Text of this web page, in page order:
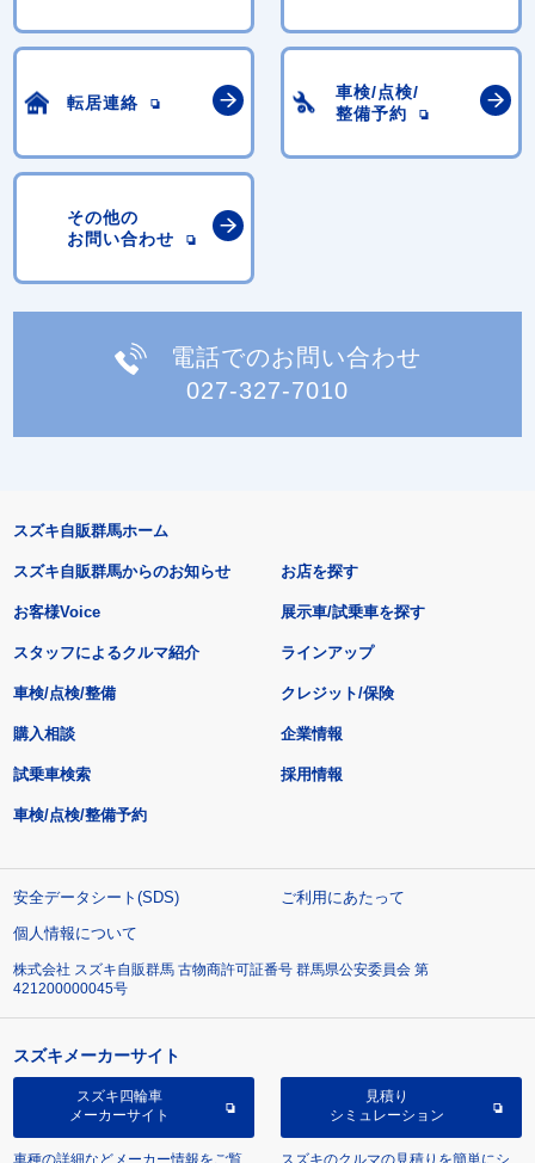
転居連絡
車検/点検/
整備予約
その他の
お問い合わせ
電話でのお問い合わせ
027-327-7010
スズキ自販群馬ホーム
スズキ自販群馬からのお知らせ
お客様Voice
スタッフによるクルマ紹介
お店を探す
展示車/試乗車を探す
ラインアップ
車検/点検/整備 クレジット/保険
購入相談
試乗車検索
車検/点検/整備予約
企業情報
採用情報
安全データシート(SDS)
ご利用にあたって
個人情報について
株式会社 スズキ自販群馬 古物商許可証番号 群馬県公安委員会 第
421200000045号
スズキメーカーサイト
スズキ四輪車
メーカーサイト
見積り
シミュレーション